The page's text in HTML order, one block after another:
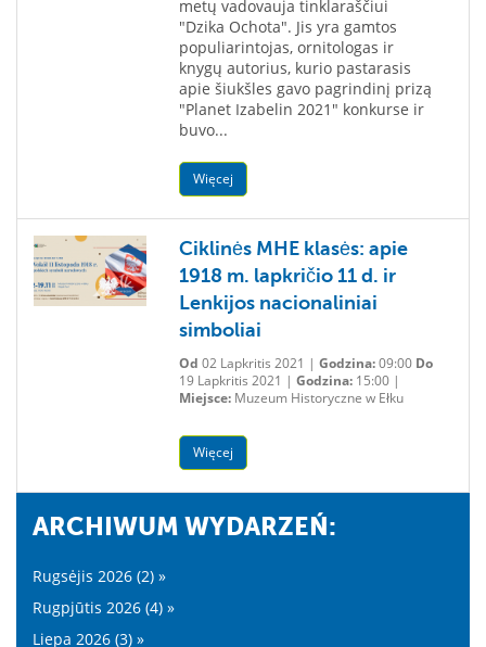
metų vadovauja tinklaraščiui
"Dzika Ochota". Jis yra gamtos
populiarintojas, ornitologas ir
knygų autorius, kurio pastarasis
apie šiukšles gavo pagrindinį prizą
"Planet Izabelin 2021" konkurse ir
buvo...
Więcej
Ciklinės MHE klasės: apie
1918 m. lapkričio 11 d. ir
Lenkijos nacionaliniai
simboliai
Od 02 Lapkritis 2021 | Godzina:09:00 Do
19 Lapkritis 2021 | Godzina:15:00 |
Miejsce:Muzeum Historyczne w Ełku
Więcej
ARCHIWUM WYDARZEŃ:
Rugsėjis 2026 (2) »
Rugpjūtis 2026 (4) »
Liepa 2026 (3) »